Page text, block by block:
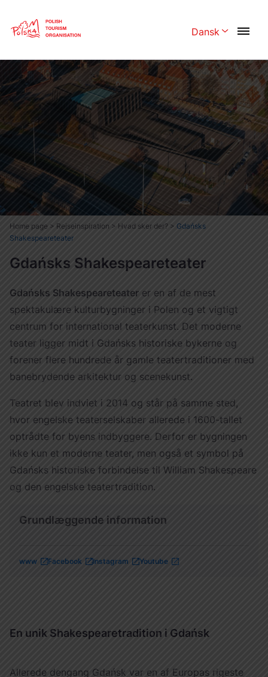
Dansk
Polski English
Česká 中国
Dansk Deutschland
Español Français
Italiano Magyar
Nederlands 日本語
Português Norsk
Україна
Zamknij
Home page > Rejseinspiration > Hvad sker der? > Gdańsks
Shakespeareteater
Gdańsks Shakespeareteater
Gdańsks Shakespeareteater er en af de mest
spektakulære kulturbygninger i Polen og et vigtigt
centrum for international teaterkunst. Det moderne
teater ligger midt i Gdańsks historiske bykerne og
forener flere hundrede år gamle teatertraditioner med
banebrydende arkitektur og scenekunst.
Teatret blev indviet i 2014 og står på samme sted,
hvor engelske teaterselskaber allerede i 1600-tallet
optrådte for byens indbyggere. Derfor er bygningen
ikke kun et moderne teater, men også et symbol på
Gdańsks historiske forbindelse til William Shakespeare
og den engelske teatertradition.
Grundlæggende information
www Facebook Instagram Youtube
En unik Shakespearetradition i Gdańsk
Allerede dengang Gdańsk var en af Europas rigeste